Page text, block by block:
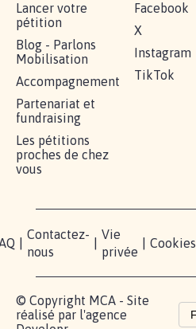
Lancer votre
pétition
Blog - Parlons
Mobilisation
Accompagnement
Partenariat et
fundraising
Les pétitions
proches de chez
vous
Facebook
X
Instagram
TikTok
Contactez-
nous
Vie
privée
Cookies
© Copyright MCA - Site
réalisé par l'agence